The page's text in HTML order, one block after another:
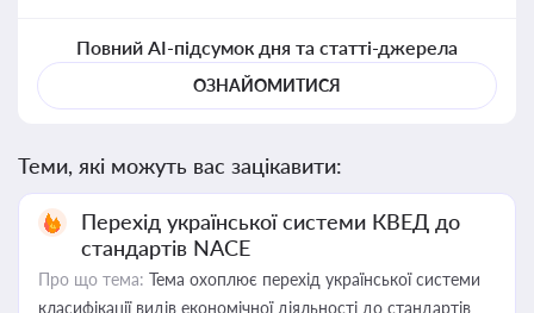
Повний AI-підсумок дня та статті-джерела
ОЗНАЙОМИТИСЯ
Теми, які можуть вас зацікавити:
Перехід української системи КВЕД до
стандартів NACE
Про що тема: Тема охоплює перехід української системи
класифікації видів економічної діяльності до стандартів